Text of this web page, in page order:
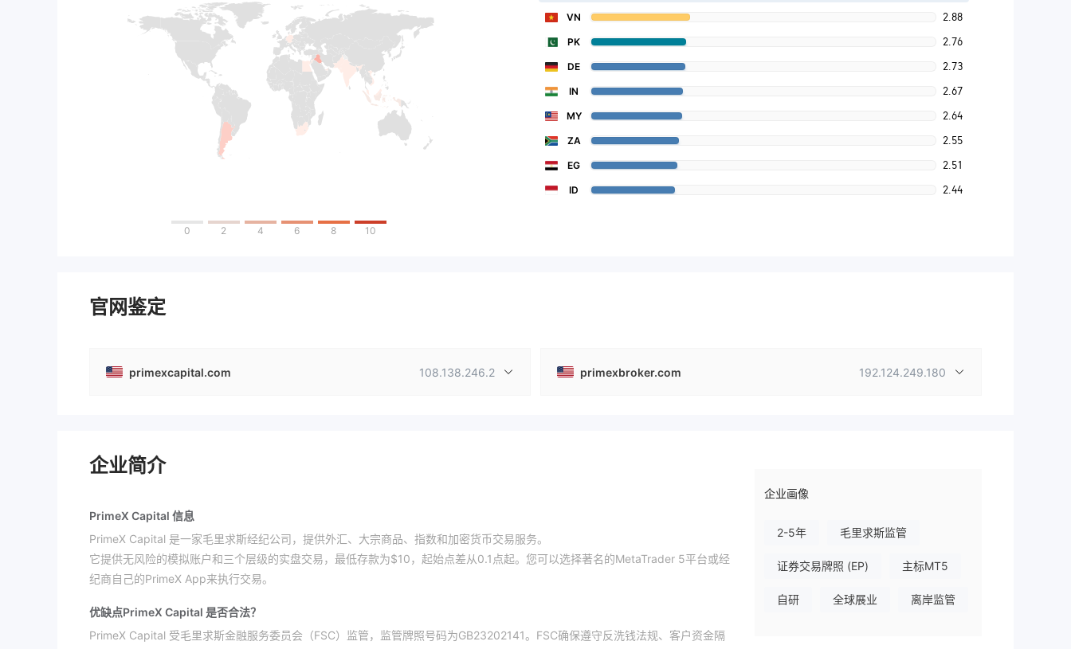
0 2 4 6 8 10
VN 2.88
PK 2.76
DE 2.73
IN 2.67
MY 2.64
ZA 2.55
EG 2.51
ID 2.44
官网鉴定
primexcapital.com 108.138.246.2 primexbroker.com 192.124.249.180
企业简介
PrimeX Capital 信息
PrimeX Capital 是一家毛里求斯经纪公司，提供外汇、大宗商品、指数和加密货币交易服务。
它提供无风险的模拟账户和三个层级的实盘交易，最低存款为$10，起始点差从0.1点起。您可以选择著名的MetaTrader 5平台或经
纪商自己的PrimeX App来执行交易。
优缺点PrimeX Capital 是否合法？
PrimeX Capital 受毛里求斯金融服务委员会（FSC）监管，监管牌照号码为GB23202141。FSC确保遵守反洗钱法规、客户资金隔
企业画像
2-5年 毛里求斯监管
证券交易牌照 (EP) 主标MT5
自研 全球展业 离岸监管